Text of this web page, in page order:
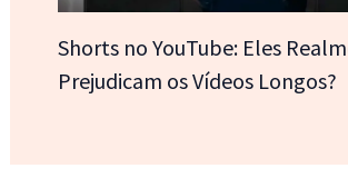
Shorts no YouTube: Eles
Prejudicam os Vídeos Longos?